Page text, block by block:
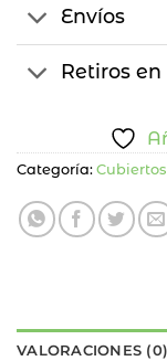
Envíos
Retiros
Categoría: Cubiertos
VALORACIONES (0)